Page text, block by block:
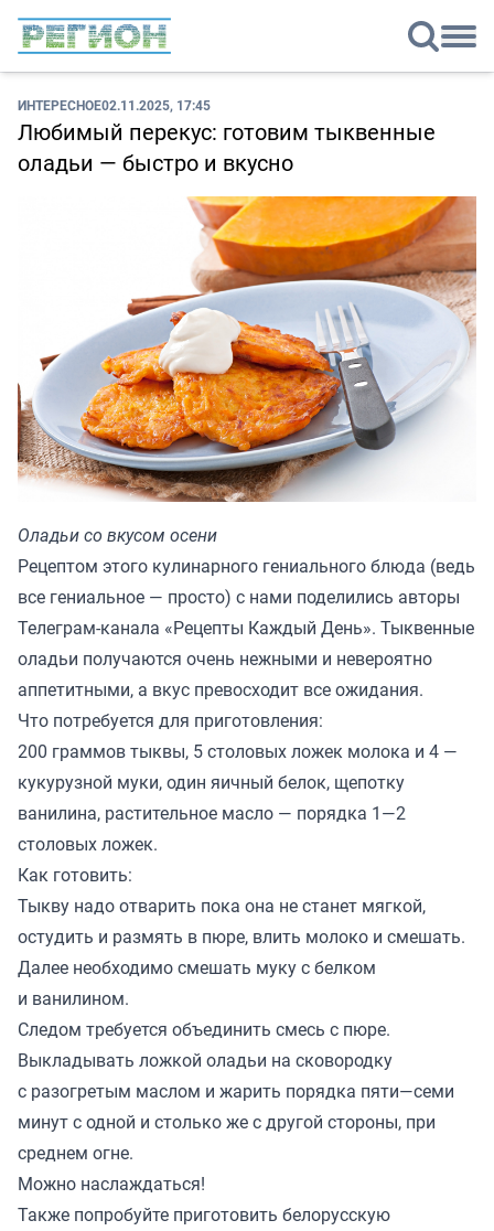
ИНТЕРЕСНОЕ02.11.2025, 17:45
Любимый перекус: готовим тыквенные
оладьи — быстро и вкусно
Оладьи со вкусом осени
Рецептом этого кулинарного гениального блюда (ведь
все гениальное — просто) с нами поделились авторы
Телеграм-канала «Рецепты Каждый День». Тыквенные
оладьи получаются очень нежными и невероятно
аппетитными, а вкус превосходит все ожидания.
Что потребуется для приготовления:
200 граммов тыквы, 5 столовых ложек молока и 4 —
кукурузной муки, один яичный белок, щепотку
ванилина, растительное масло — порядка 1—2
столовых ложек.
Как готовить:
Тыкву надо отварить пока она не станет мягкой,
остудить и размять в пюре, влить молоко и смешать.
Далее необходимо смешать муку с белком
и ванилином.
Следом требуется объединить смесь с пюре.
Выкладывать ложкой оладьи на сковородку
с разогретым маслом и жарить порядка пяти—семи
минут с одной и столько же с другой стороны, при
среднем огне.
Можно наслаждаться!
Также попробуйте приготовить белорусскую